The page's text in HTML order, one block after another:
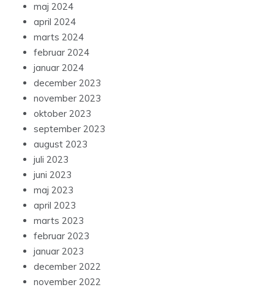
maj 2024
april 2024
marts 2024
februar 2024
januar 2024
december 2023
november 2023
oktober 2023
september 2023
august 2023
juli 2023
juni 2023
maj 2023
april 2023
marts 2023
februar 2023
januar 2023
december 2022
november 2022